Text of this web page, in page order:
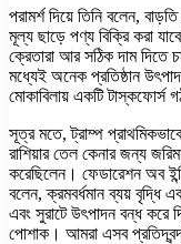
পরামর্শ দিয়ে তিনি বলেন,
মূল্য ছাড়ে পণ্য বিক্রি করা
ক্রেতারা আর সঠিক দাম দিতে
মধ্যেই অনেক প্রতিষ্ঠান
মোকাবিলায় একটি টাস্কফোর্স
সূত্র মতে, ট্রাম্প
রাশিয়ার তেল কেনার জন্য
করেছিলেন। ফেডারেশন অব
বলেন, ক্রমবর্ধমান ব্যয় বৃদ্ধি
এবং সুরাটে উৎপাদন বন্ধ করে
পোশাক। আমরা এসব